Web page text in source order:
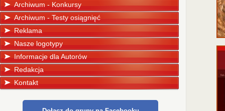
Archiwum - Konkursy
Archiwum - Testy osiągnięć
Reklama
Nasze logotypy
Informacje dla Autorów
Redakcja
Kontakt